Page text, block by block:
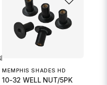
MEMPHIS SHADES HD
10-32 WELL NUT/5PK